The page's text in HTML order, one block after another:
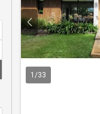
1 /33